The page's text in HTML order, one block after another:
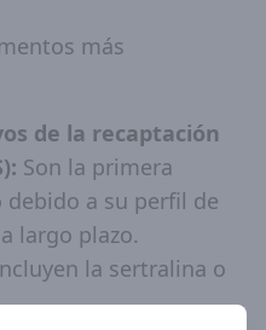
más
de la recaptación
Son la primera
a su perfil de
largo plazo.
la sertralina o